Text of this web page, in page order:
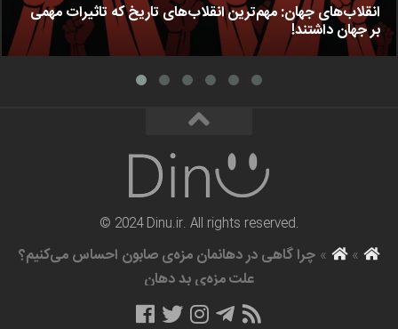
انقلاب‌های جهان: مهم‌ترین انقلاب‌های تاریخ که تاثیرات مهمی
بر جهان داشتند!
© 2024 Dinu.ir. All rights reserved.
»
» چرا گاهی در دهانمان مزه‌ی صابون احساس می‌کنیم؟
علت مزه‌ی بد دهان